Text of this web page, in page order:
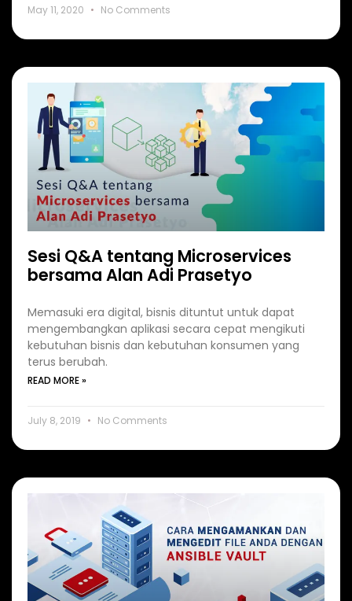
May 11, 2020 No Comments
Sesi Q&A tentang Microservices
bersama Alan Adi Prasetyo
Memasuki era digital, bisnis dituntut untuk dapat
mengembangkan aplikasi secara cepat mengikuti
kebutuhan bisnis dan kebutuhan konsumen yang
terus berubah.
READ MORE »
July 8, 2019 No Comments